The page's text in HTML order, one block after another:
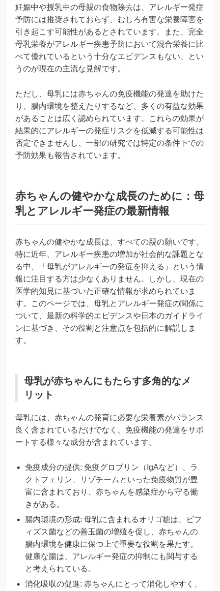
妊娠中や授乳中の母親の食物除去は、アレルギー発症
予防には推奨されておらず、むしろ有害な栄養障害を
引き起こす可能性があるとされています。また、完全
母乳栄養がアレルギー疾患予防において混合栄養に比
べて優れているという十分なエビデンスもない、とい
うのが現在の主流な見解です。
ただし、母乳には赤ちゃんの免疫機能の発達を助けた
り、腸内環境を整えたりするなど、多くの有益な効果
があることは広く認められています。これらの効果が
結果的にアレルギーの発症リスクを低減する可能性は
否定できませんし、一部の研究では特定の条件下での
予防効果も報告されています。
赤ちゃんの健やかな成長のために：母
乳とアレルギー発症の最新情報
赤ちゃんの健やかな成長は、すべての親の願いです。
特に近年、アレルギー疾患の増加が社会的な課題とな
る中、「母乳がアレルギーの発症を抑える」という情
報に注目する方は少なくありません。しかし、現在の
医学的知見に基づいた正確な情報が求められていま
す。このページでは、母乳とアレルギー発症の関係に
ついて、最新の科学的エビデンスや日本のガイドライ
ンに基づき、その役割と注意点を包括的に解説しま
す。
母乳が赤ちゃんにもたらす多角的なメ
リット
母乳には、赤ちゃんの発育に必要な栄養素がバランス
良く含まれているだけでなく、免疫機能の発達をサポ
ートする様々な成分が含まれています。
免疫成分の提供: 免疫グロブリン（IgAなど）、ラ
クトフェリン、リゾチームといった免疫物質が豊
富に含まれており、赤ちゃんを感染症から守る働
きがある。
腸内環境の形成: 母乳に含まれるオリゴ糖は、ビフ
ィズス菌などの善玉菌の増殖を促し、赤ちゃんの
腸内環境を健康に保つ上で重要な役割を果たす。
健康な腸は、アレルギー発症の抑制にも関与する
と考えられている。
消化吸収の促進: 赤ちゃんにとって消化しやすく、